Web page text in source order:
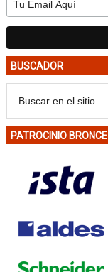
BUSCADOR
PATROCINIO BRONCE